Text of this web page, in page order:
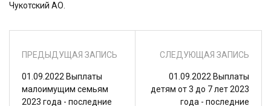
Чукотский АО.
ПРЕДЫДУЩАЯ ЗАПИСЬ
01.09.2022 Выплаты
малоимущим семьям
2023 года - последние
СЛЕДУЮЩАЯ ЗАПИСЬ
01.09.2022 Выплаты
детям от 3 до 7 лет 2023
года - последние